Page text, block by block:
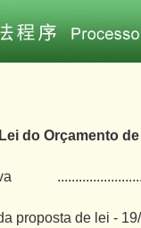
do Orçamento
proposta de lei -